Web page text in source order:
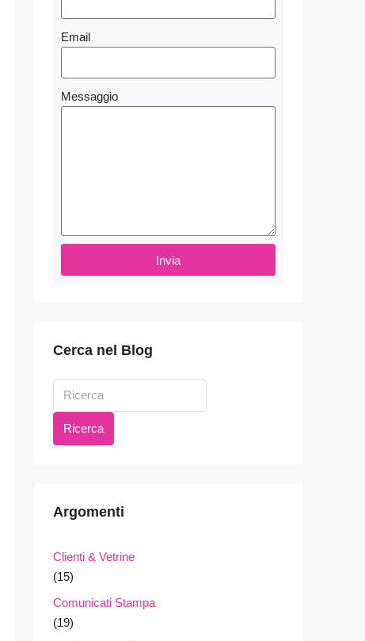
Email
Messaggio
Invia
Cerca nel Blog
Ricerca
Argomenti
Clienti & Vetrine
(15)
Comunicati Stampa
(19)